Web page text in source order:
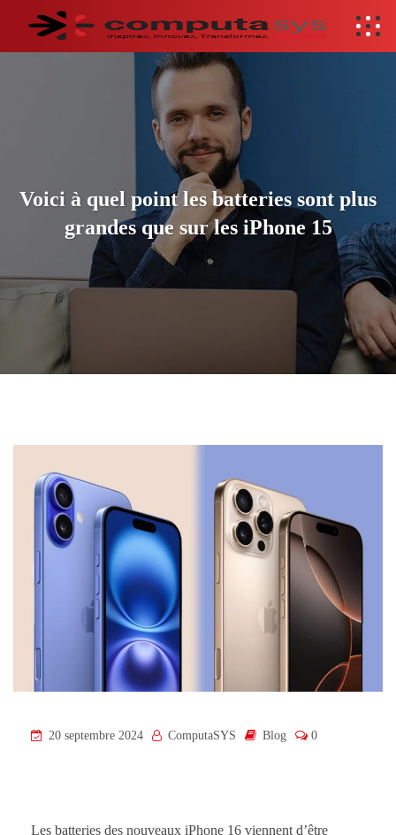
Voici à quel point les batteries sont plus
grandes que sur les iPhone 15
20 septembre 2024 ComputaSYS Blog 0
Les batteries des nouveaux iPhone 16 viennent d’être